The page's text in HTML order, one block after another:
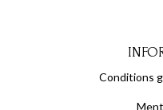
Conditions